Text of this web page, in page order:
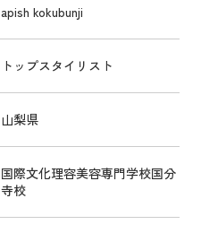
apish kokubunji
トップスタイリスト
山梨県
国際文化理容美容専門学校国分
寺校